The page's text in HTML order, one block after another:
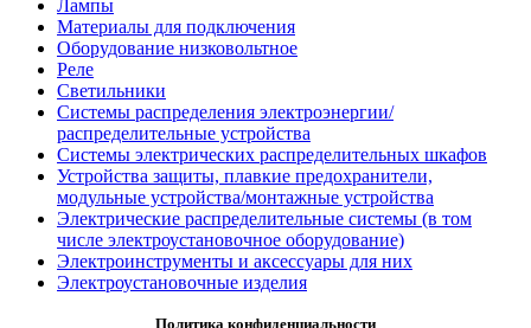
Лампы
Материалы для подключения
Оборудование низковольтное
Реле
Светильники
Системы распределения электроэнергии/
распределительные устройства
Системы электрических распределительных шкафов
Устройства защиты, плавкие предохранители,
модульные устройства/монтажные устройства
Электрические распределительные системы (в том
числе электроустановочное оборудование)
Электроинструменты и аксессуары для них
Электроустановочные изделия
Политика конфиденциальности